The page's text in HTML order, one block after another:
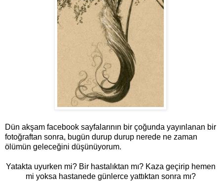
Dün akşam facebook sayfalarının bir çoğunda yayınlanan bir
fotoğraftan sonra, bugün durup durup nerede ne zaman
ölümün geleceğini düşünüyorum.
Yatakta uyurken mi? Bir hastalıktan mı? Kaza geçirip hemen
mi yoksa hastanede günlerce yattıktan sonra mı?